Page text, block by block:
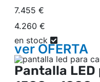
7.455 €
4.260 €
en stock
verOFERTA
Pantalla